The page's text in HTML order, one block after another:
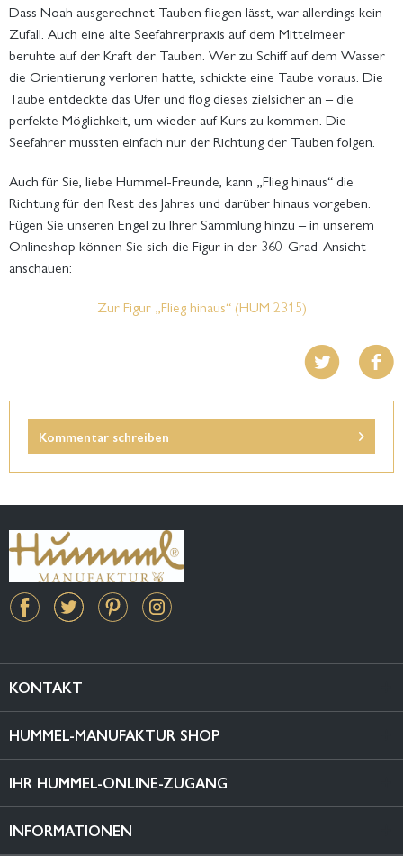
Dass Noah ausgerechnet Tauben fliegen lässt, war allerdings kein
Zufall. Auch eine alte Seefahrerpraxis auf dem Mittelmeer
beruhte auf der Kraft der Tauben. Wer zu Schiff auf dem Wasser
die Orientierung verloren hatte, schickte eine Taube voraus. Die
Taube entdeckte das Ufer und flog dieses zielsicher an – die
perfekte Möglichkeit, um wieder auf Kurs zu kommen. Die
Seefahrer mussten einfach nur der Richtung der Tauben folgen.
Auch für Sie, liebe Hummel-Freunde, kann „Flieg hinaus“ die
Richtung für den Rest des Jahres und darüber hinaus vorgeben.
Fügen Sie unseren Engel zu Ihrer Sammlung hinzu – in unserem
Onlineshop können Sie sich die Figur in der 360-Grad-Ansicht
anschauen:
Zur Figur „Flieg hinaus“ (HUM 2315)
Kommentar schreiben
KONTAKT
HUMMEL-MANUFAKTUR SHOP
IHR HUMMEL-ONLINE-ZUGANG
INFORMATIONEN